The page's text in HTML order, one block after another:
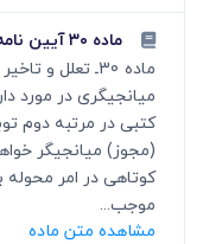
ماده ۳۰ آیین نامه میانجی گری در امور کیفری
ماده 30ـ تعلل
میانجی‏گری در مورد
کتبی در مرتبه دوم
(مجوز) میانجی‏گر
کوتاهی در امر
موجب...
مشاهده متن ماده